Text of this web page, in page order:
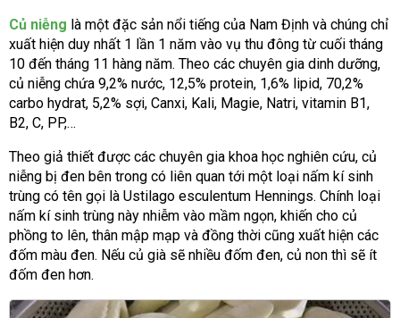
Củ niễng là một đặc sản nổi tiếng của Nam Định và chúng chỉ
xuất hiện duy nhất 1 lần 1 năm vào vụ thu đông từ cuối tháng
10 đến tháng 11 hàng năm. Theo các chuyên gia dinh dưỡng,
củ niễng chứa 9,2% nước, 12,5% protein, 1,6% lipid, 70,2%
carbo hydrat, 5,2% sợi, Canxi, Kali, Magie, Natri, vitamin B1,
B2, C, PP,…
Theo giả thiết được các chuyên gia khoa học nghiên cứu, củ
niễng bị đen bên trong có liên quan tới một loại nấm kí sinh
trùng có tên gọi là Ustilago esculentum Hennings. Chính loại
nấm kí sinh trùng này nhiễm vào mầm ngọn, khiến cho củ
phồng to lên, thân mập mạp và đồng thời cũng xuất hiện các
đốm màu đen. Nếu củ già sẽ nhiều đốm đen, củ non thì sẽ ít
đốm đen hơn.